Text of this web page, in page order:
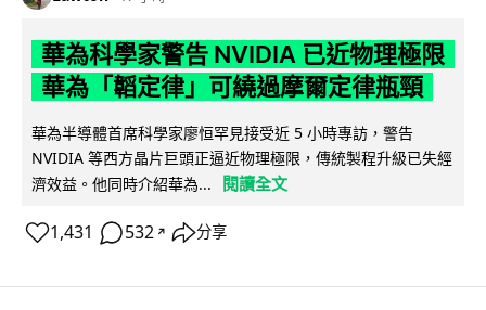
華為科學家警告 NVIDIA 已近物理極限
華為「韜定律」可繞過摩爾定律瓶頸
華為半導體首席科學家廖恒罕見接受近 5 小時專訪，警告
NVIDIA 等西方晶片巨頭正逼近物理極限，傳統製程升級已失經
濟效益。他同時介紹華為...
閱讀全文
1,431 532 ↗ 分享